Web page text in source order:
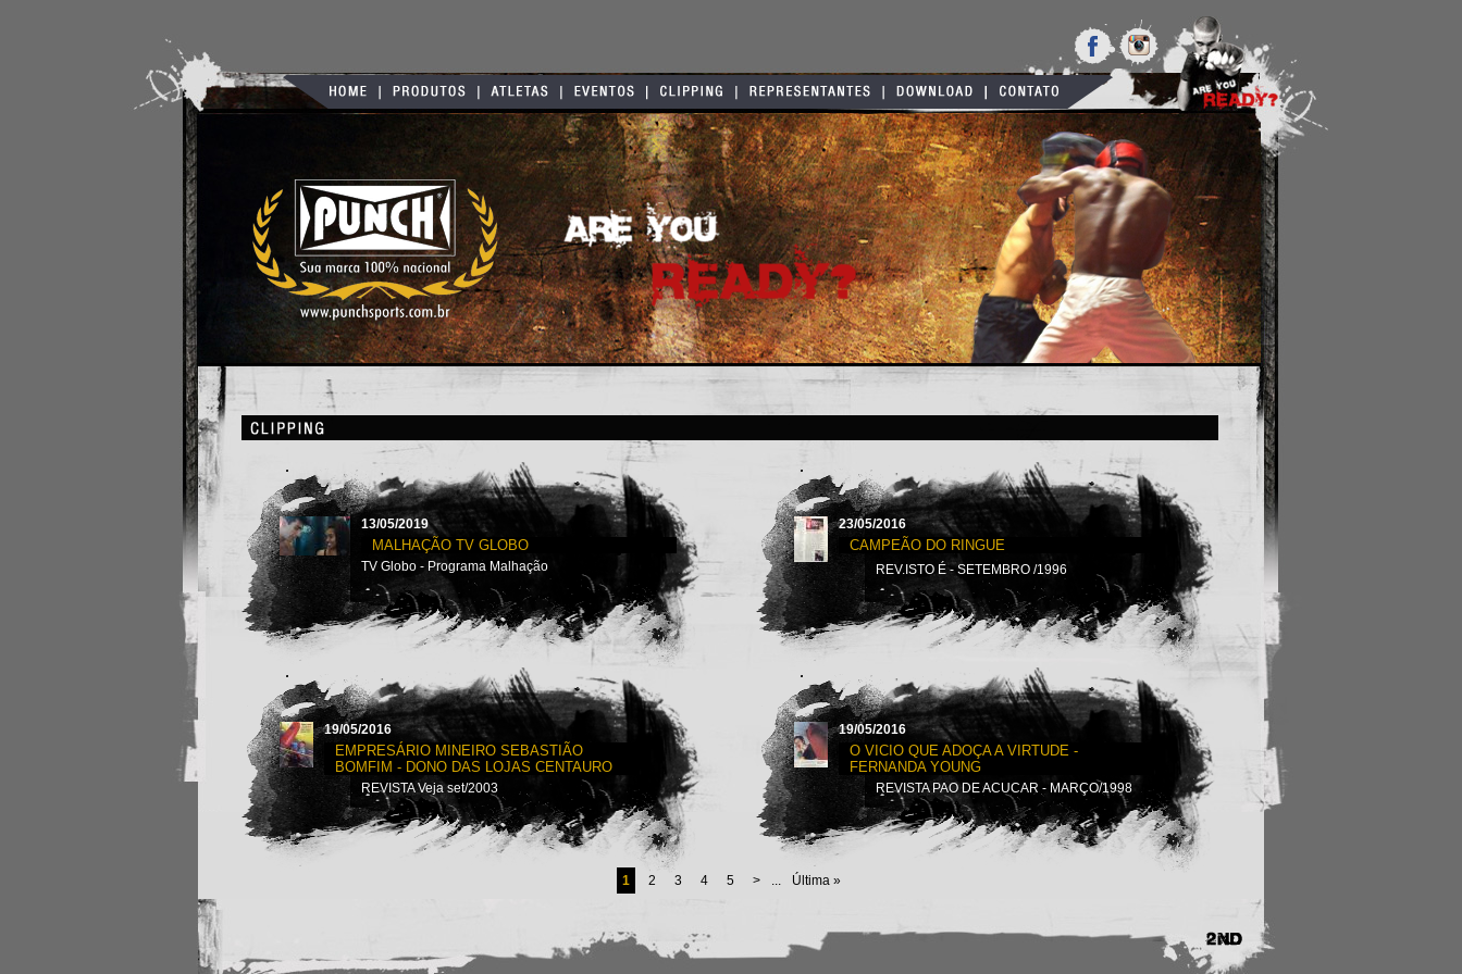
13/05/2019
MALHAÇÃO TV GLOBO
TV Globo - Programa Malhação
23/05/2016
CAMPEÃO DO RINGUE
REV.ISTO É - SETEMBRO /1996
19/05/2016
EMPRESÁRIO MINEIRO SEBASTIÃO
BOMFIM - DONO DAS LOJAS CENTAURO
REVISTA Veja set/2003
19/05/2016
O VICIO QUE ADOÇA A VIRTUDE -
FERNANDA YOUNG
REVISTA PAO DE ACUCAR - MARÇO/1998
1 2 3 4 5 > ... Última »